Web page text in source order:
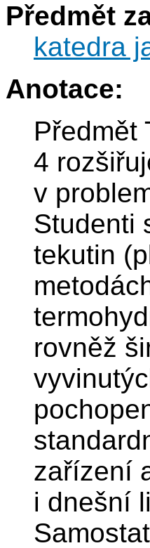
Předmět
katedra
Anotace:
Předmět
4
v
Studenti
tekutin
rovněž
zařízení
i dnešní